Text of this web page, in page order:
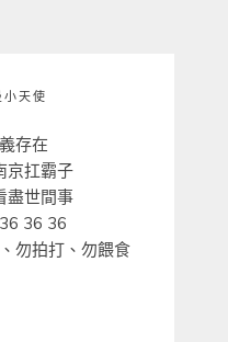
天使
存在
京扛霸子
盡世間事
36 36
勿拍打、勿餵食